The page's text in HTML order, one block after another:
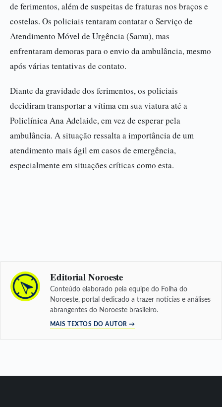
de ferimentos, além de suspeitas de fraturas nos braços e
costelas. Os policiais tentaram contatar o Serviço de
Atendimento Móvel de Urgência (Samu), mas
enfrentaram demoras para o envio da ambulância, mesmo
após várias tentativas de contato.
Diante da gravidade dos ferimentos, os policiais
decidiram transportar a vítima em sua viatura até a
Policlínica Ana Adelaide, em vez de esperar pela
ambulância. A situação ressalta a importância de um
atendimento mais ágil em casos de emergência,
especialmente em situações críticas como esta.
Editorial Noroeste
Conteúdo elaborado pela equipe do Folha do
Noroeste, portal dedicado a trazer notícias e análises
abrangentes do Noroeste brasileiro.
MAIS TEXTOS DO AUTOR →